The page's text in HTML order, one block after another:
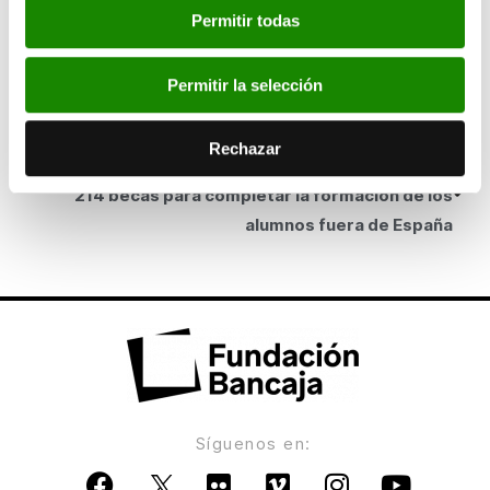
Permitir todas
Permitir la selección
Rechazar
214 becas para completar la formación de los
alumnos fuera de España
Bancaja entrega en Santander ayudas a 170
asociaciones para apoyar sus proyectos
Síguenos en: